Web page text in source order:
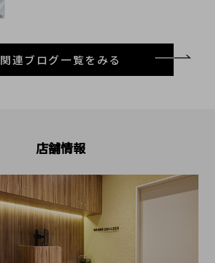
関連ブログ一覧をみる
店舗情報